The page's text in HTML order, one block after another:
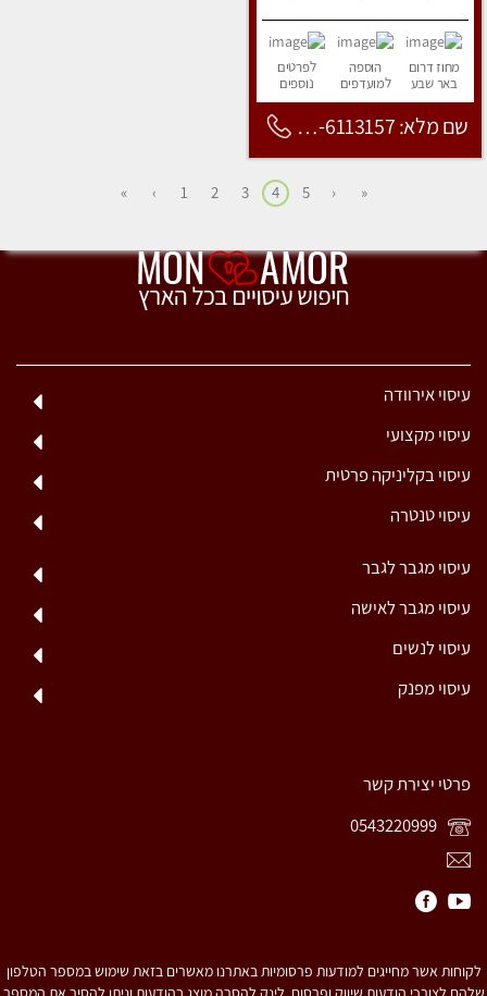
מחוז דרום
באר שבע
הוספה
למועדפים
לפרטים
נוספים
שם מלא: 053-6113157
«
‹
5
4
3
2
1
›
»
עיסוי אירוודה
עיסוי מקצועי
עיסוי בקליניקה פרטית
עיסוי טנטרה
עיסוי מגבר לגבר
עיסוי מגבר לאישה
עיסוי לנשים
עיסוי מפנק
פרטי יצירת קשר
לקוחות אשר מחייגים למודעות פרסומיות באתרנו מאשרים בזאת שימוש במספר הטלפון